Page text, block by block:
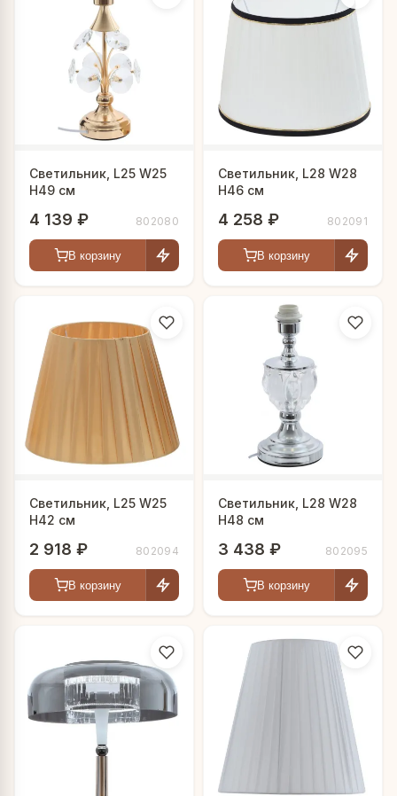
Светильник, L25 W25
H49 см
4 139 ₽ 802080
В корзину
Светильник, L28 W28
H46 см
4 258 ₽ 802091
В корзину
Светильник, L25 W25
H42 см
2 918 ₽ 802094
В корзину
Светильник, L28 W28
H48 см
3 438 ₽ 802095
В корзину